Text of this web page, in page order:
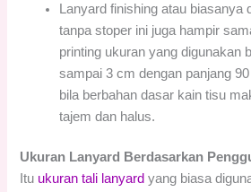
Lanyard finishing atau biasanya
tanpa stoper ini juga hampir
printing ukuran yang digunakan
sampai 3 cm dengan panjang
bila berbahan dasar kain tisu
tajem dan halus.
Ukuran Lanyard Berdasarkan
Itu ukuran tali lanyard yang biasa